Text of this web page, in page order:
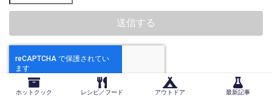
ホットクック レシピ／フード アウトドア 最新記事